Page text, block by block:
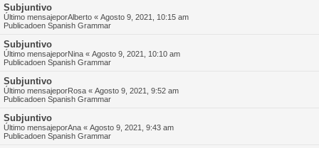
Subjuntivo
Último mensajeporAlberto « Agosto 9, 2021, 10:15 am
Publicadoen Spanish Grammar
Subjuntivo
Último mensajeporNina « Agosto 9, 2021, 10:10 am
Publicadoen Spanish Grammar
Subjuntivo
Último mensajeporRosa « Agosto 9, 2021, 9:52 am
Publicadoen Spanish Grammar
Subjuntivo
Último mensajeporAna « Agosto 9, 2021, 9:43 am
Publicadoen Spanish Grammar